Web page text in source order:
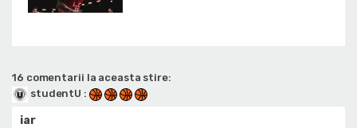
16 comentarii la aceasta stire:
studentU :
iar